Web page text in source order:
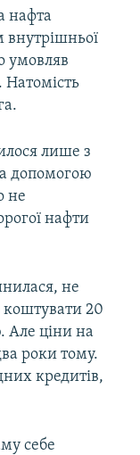
нафта
внутрішньої
умовляв
Натомість
лише з
допомогою
не
нафти
не
коштувати 20
Але ціни на
роки тому.
кредитів,
себе